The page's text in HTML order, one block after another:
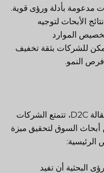
مدعومة بأدلة ورؤى قوية.
الأبحاث لتوجيه
الموارد
يمكن للشركات بثقة تخفيف
النمو.
في المشهد المتطور باستمرار لبقالة D2C، تتمتع الشركات
أبحاث السوق لتحقيق ميزة
الرئيسية:
البحثية أن تفيد